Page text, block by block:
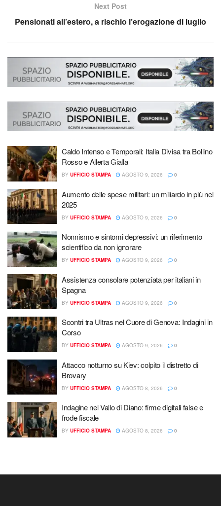
Next Post
Pensionati all’estero, a rischio l’erogazione di luglio
Caldo Intenso e Temporali: Italia Divisa tra Bollino
Rosso e Allerta Gialla
BY UFFICIO STAMPA AGOSTO 9, 2026 0
Aumento delle spese militari: un miliardo in più nel
2025
BY UFFICIO STAMPA AGOSTO 9, 2026 0
Nonnismo e sintomi depressivi: un riferimento
scientifico da non ignorare
BY UFFICIO STAMPA AGOSTO 9, 2026 0
Assistenza consolare potenziata per italiani in
Spagna
BY UFFICIO STAMPA AGOSTO 9, 2026 0
Scontri tra Ultras nel Cuore di Genova: Indagini in
Corso
BY UFFICIO STAMPA AGOSTO 9, 2026 0
Attacco notturno su Kiev: colpito il distretto di
Brovary
BY UFFICIO STAMPA AGOSTO 8, 2026 0
Indagine nel Vallo di Diano: firme digitali false e
frode fiscale
BY UFFICIO STAMPA AGOSTO 8, 2026 0